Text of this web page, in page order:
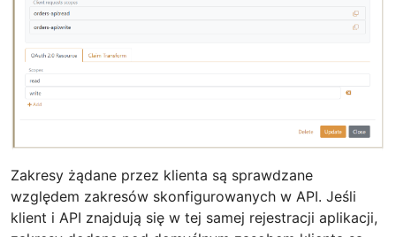
Zakresy żądane przez klienta są sprawdzane
względem zakresów skonfigurowanych w API. Jeśli
klient i API znajdują się w tej samej rejestracji aplikacji,